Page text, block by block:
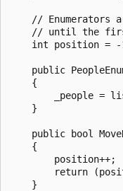
// Enumerators
// until the
int position = -
public
    {
_people =
    }
public bool
    {
        position++;
return
    }